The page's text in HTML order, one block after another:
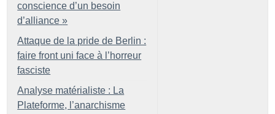
conscience d’un besoin
d’alliance »
Attaque de la pride de Berlin :
faire front uni face à l’horreur
fasciste
Analyse matérialiste : La
Plateforme, l’anarchisme